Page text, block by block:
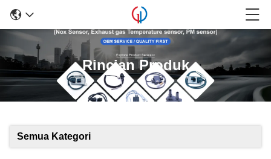
Rincian Produk
Semua Kategori